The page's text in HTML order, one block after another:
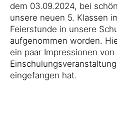
dem 03.09.2024, bei
unsere neuen 5. Klassen
Feierstunde in unsere
aufgenommen worden.
ein paar Impressionen von
eingefangen hat.